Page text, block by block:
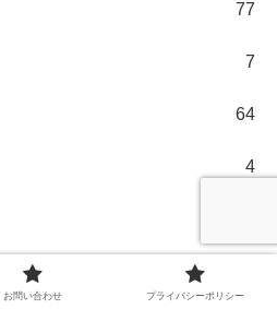
77
7
64
4
お問い合わせ プライバシーポリシー